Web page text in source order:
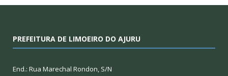
PREFEITURA DE LIMOEIRO DO AJURU
End.: Rua Marechal Rondon, S/N